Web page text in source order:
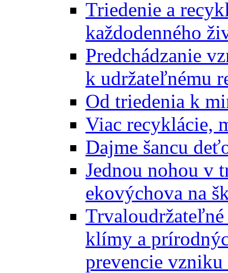
Triedenie a
každodenného
Predchádzanie
k udržateľnému
Od triedenia k
Viac recyklácie,
Dajme šancu
Jednou nohou v
ekovýchova na
klímy a
prevencie vzniku